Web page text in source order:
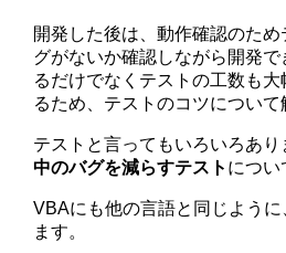
開発した後は、動作確認のた
グがないか確認しながら開発
るだけでなくテストの工数も
るため、テストのコツについて
テストと言ってもいろいろあ
中のバグを減らすテスト につい
VBAにも他の言語と同じように
ます。